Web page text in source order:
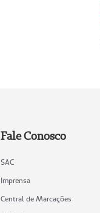
Fale Conosco
SAC
Imprensa
Central de Marcações